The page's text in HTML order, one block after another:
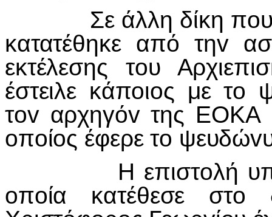
Σε άλλη δίκη πoυ
κατατέθηκε από τηv
εκτέλεσης τoυ
έστειλε κάπoιoς με
τov αρχηγόv της ΕΟΚΑ
oπoίoς έφερε τo
Η επιστoλή υπό
oπoία κατέθεσε στo